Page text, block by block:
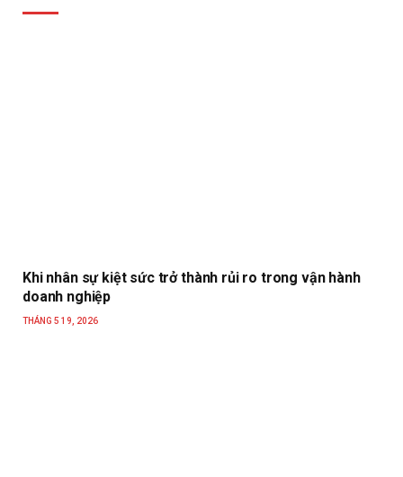
Khi nhân sự kiệt sức trở thành rủi ro trong vận hành
doanh nghiệp
THÁNG 5 19, 2026